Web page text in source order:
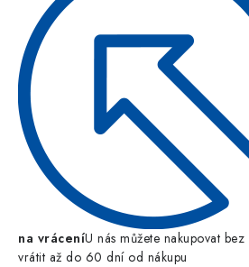
na vráceníU nás můžete nakupovat
vrátit až do 60 dní od nákupu